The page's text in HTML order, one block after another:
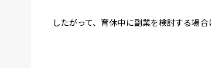
したがって、育休中に副業を検討する場